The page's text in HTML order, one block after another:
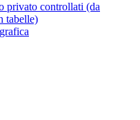
privato controllati (da
tabelle)